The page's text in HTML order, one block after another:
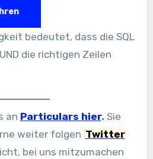
bedeutet, dass die SQL
die richtigen Zeilen
an Particulars hier. Sie
weiter folgen Twitter
bei uns mitzumachen